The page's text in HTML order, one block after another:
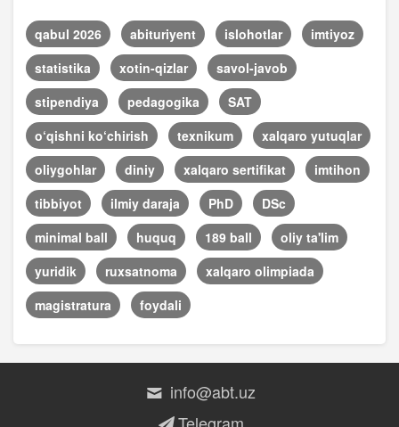
qabul 2026 abituriyent islohotlar
imtiyoz
statistika
xotin-qizlar
savol-javob
stipendiya
pedagogika
SAT
o‘qishni ko‘chirish
texnikum
xalqaro yutuqlar
oliygohlar
diniy xalqaro sertifikat
imtihon
tibbiyot
ilmiy daraja PhD
DSc
minimal ball
huquq 189 ball
oliy ta'lim
yuridik
ruxsatnoma
xalqaro olimpiada
magistratura
foydali
info@abt.uz